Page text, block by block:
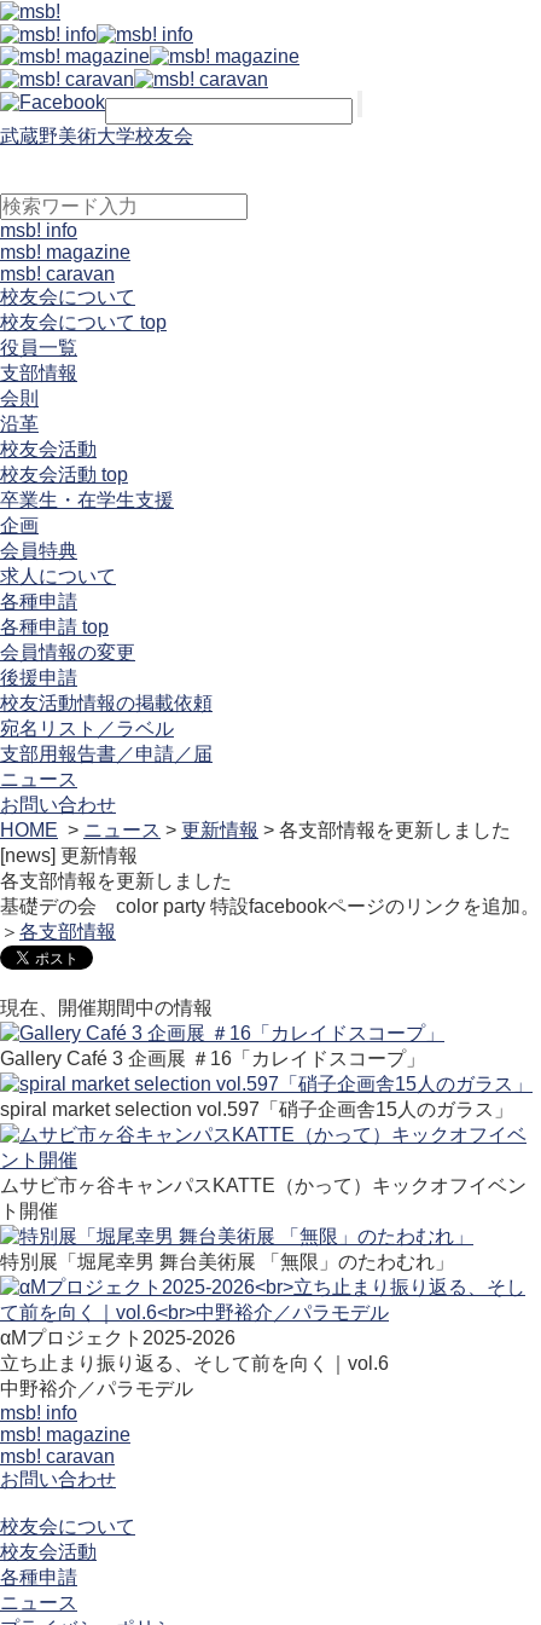
武蔵野美術大学校友会
msb! info
msb! magazine
msb! caravan
校友会について
校友会について top
役員一覧
支部情報
会則
沿革
校友会活動
校友会活動 top
卒業生・在学生支援
企画
会員特典
求人について
各種申請
各種申請 top
会員情報の変更
後援申請
校友活動情報の掲載依頼
宛名リスト／ラベル
支部用報告書／申請／届
ニュース
お問い合わせ
HOME > ニュース > 更新情報 > 各支部情報を更新しました
[news] 更新情報
各支部情報を更新しました
基礎デの会 color party 特設facebookページのリンクを追加。
＞ 各支部情報
現在、開催期間中の情報
Gallery Café 3 企画展 ＃16「カレイドスコープ」
spiral market selection vol.597「硝子企画舎15人のガラス」
ムサビ市ヶ谷キャンパスKATTE（かって）キックオフイベン
ト開催
特別展「堀尾幸男 舞台美術展 「無限」のたわむれ」
αMプロジェクト2025-2026
立ち止まり振り返る、そして前を向く｜vol.6
中野裕介／パラモデル
msb! info
msb! magazine
msb! caravan
お問い合わせ
校友会について
校友会活動
各種申請
ニュース